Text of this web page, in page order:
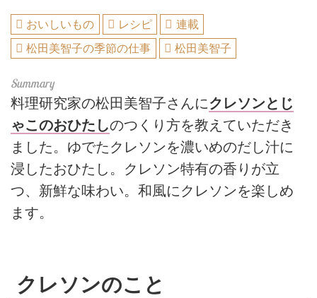
おいしいもの レシピ
連載
松田美智子の季節の仕事
松田美智子
料理研究家の松田美智子さんにクレソンとじ
ゃこのおひたしのつくり方を教えていただき
ました。ゆでたクレソンを濃いめのだし汁に
浸したおひたし。クレソン特有の香りが立
つ、新鮮な味わい。和風にクレソンを楽しめ
ます。
クレソンのこと